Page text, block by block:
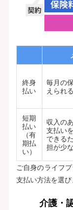
終身
払い
毎月の
えられる
短期
払い
（有
期払
い）
収入の
支払い
できる
担が少
ご自身のライフ
支払い方法を選び
介護・